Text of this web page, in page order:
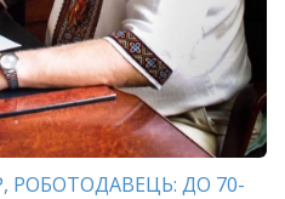
РОБОТОДАВЕЦЬ: ДО 70-